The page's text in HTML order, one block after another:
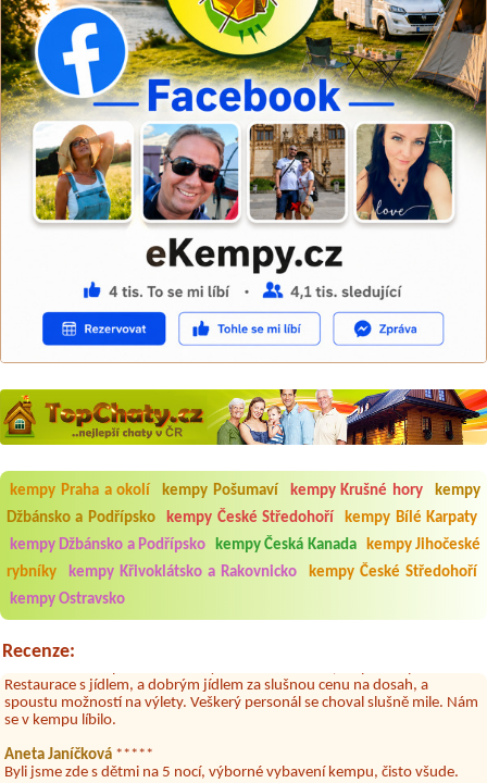
kempy Praha a okolí kempy Pošumaví kempy Krušné hory
kempy
Džbánsko a Podřípsko
kempy České Středohoří
kempy Bílé Karpaty
kempy Džbánsko a Podřípsko
kempy Česká Kanada
kempy Jihočeské
rybníky
kempy Křivoklátsko a Rakovnicko
kempy České Středohoří
kempy Ostravsko
Recenze:
Aneta Melicharová***
Byli jsme zde v týdnu od 25.7. do 1.8. 2026. Kemp jako takový je pěkný.
V umývárně i na WC bylo vždy čisto, doplněný papír i utěrky, což při
množství návštěvníků není samozřejmost. V kempu je obchod a
restaurace, kebab a další občerstvení. Co nás ale velice zklamalo byl
celodenní hluk z repráků u stanů a absolutní bezohlednost ostatních
ubytovaných. Přes den jsem si připadala jak na pouti- z každého koutu
hrála jiná hudba.Kemp pěkný, ale takový rámus jsme ještě nezažili...
Jana*****
Chtěli jsme být týden,byli jsme dva. Na začátku prázdnin. Přijeli jsme
karavanem. Klid pohoda socialky nové krásné čisté,koupání super.
Restaurace s jídlem, a dobrým jídlem za slušnou cenu na dosah, a
spoustu možností na výlety. Veškerý personál se choval slušně mile. Nám
se v kempu líbilo.
Aneta Janíčková *****
Byli jsme zde s dětmi na 5 nocí, výborné vybavení kempu, čisto všude.